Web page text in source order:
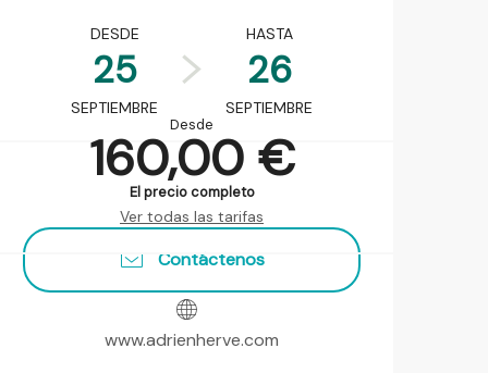
Horarios y datos de
DESDE
25
SEPTIEMBRE
HASTA
26
SEPTIEMBRE
Desde
160,00 €
El precio completo
Ver todas las tarifas
Contáctenos
www.adrienherve.com